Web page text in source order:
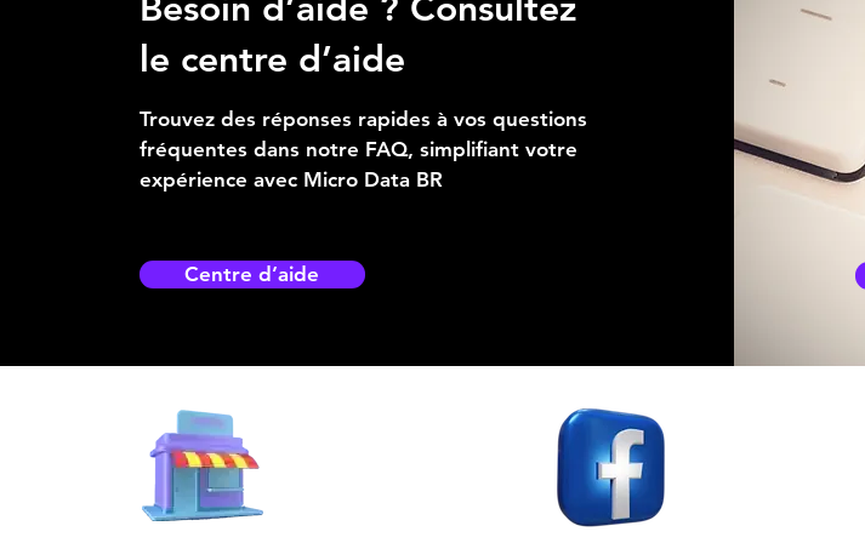
le centre d’aide
Trouvez des réponses rapides à vos questions
fréquentes dans notre FAQ, simplifiant votre
expérience avec Micro Data BR
Centre d’aide